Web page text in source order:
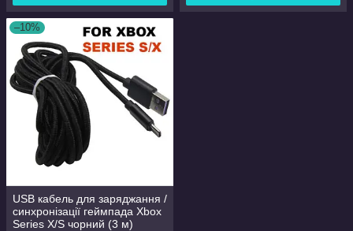
–10%
USB кабель для заряджання /
синхронізації геймпада Xbox
Series X/S чорний (3 м)